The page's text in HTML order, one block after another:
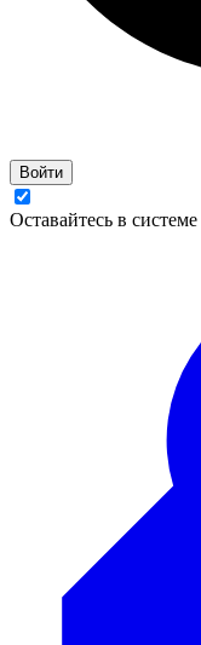
Войти
Оставайтесь в системе